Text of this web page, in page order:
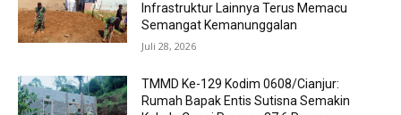
Infrastruktur Lainnya Terus Memacu
Semangat Kemanunggalan
Juli 28, 2026
TMMD Ke-129 Kodim 0608/Cianjur:
Rumah Bapak Entis Sutisna Semakin